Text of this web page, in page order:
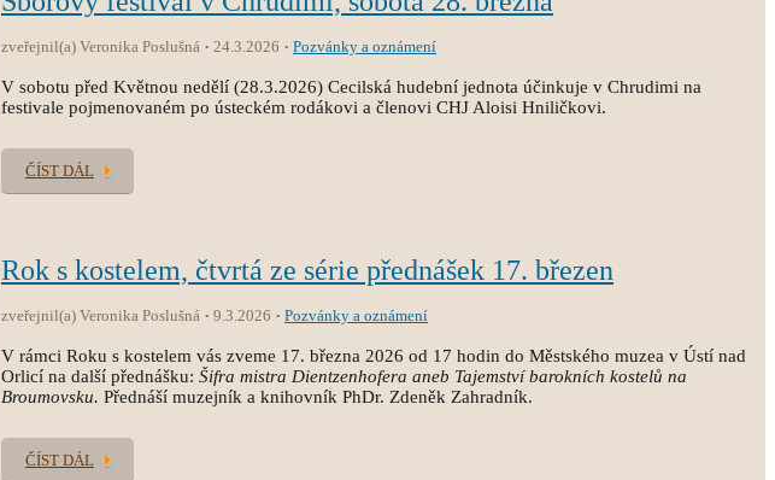
zveřejnil(a) Veronika Poslušná 24.3.2026 Pozvánky a oznámení
V sobotu před Květnou nedělí (28.3.2026) Cecilská hudební jednota účinkuje v Chrudimi na
festivale pojmenovaném po ústeckém rodákovi a členovi CHJ Aloisi Hniličkovi.
ČÍST DÁL
Rok s kostelem, čtvrtá ze série přednášek 17. březen
zveřejnil(a) Veronika Poslušná 9.3.2026 Pozvánky a oznámení
V rámci Roku s kostelem vás zveme 17. března 2026 od 17 hodin do Městského muzea v Ústí nad
Orlicí na další přednášku: Šifra mistra Dientzenhofera aneb Tajemství barokních kostelů na
Broumovsku. Přednáší muzejník a knihovník PhDr. Zdeněk Zahradník.
ČÍST DÁL